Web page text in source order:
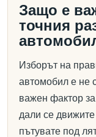
Защо е
точния
Изборът на
автомобил е не
важен фактор
дали се
пътувате под